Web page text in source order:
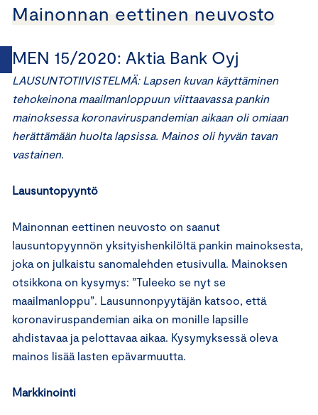
Mainonnan eettinen neuvosto
MEN 15/2020: Aktia Bank Oyj
LAUSUNTOTIIVISTELMÄ: Lapsen kuvan käyttäminen
tehokeinona maailmanloppuun viittaavassa pankin
mainoksessa koronaviruspandemian aikaan oli omiaan
herättämään huolta lapsissa. Mainos oli hyvän tavan
vastainen.
Lausuntopyyntö
Mainonnan eettinen neuvosto on saanut
lausuntopyynnön yksityishenkilöltä pankin mainoksesta,
joka on julkaistu sanomalehden etusivulla. Mainoksen
otsikkona on kysymys: ”Tuleeko se nyt se
maailmanloppu”. Lausunnonpyytäjän katsoo, että
koronaviruspandemian aika on monille lapsille
ahdistavaa ja pelottavaa aikaa. Kysymyksessä oleva
mainos lisää lasten epävarmuutta.
Markkinointi